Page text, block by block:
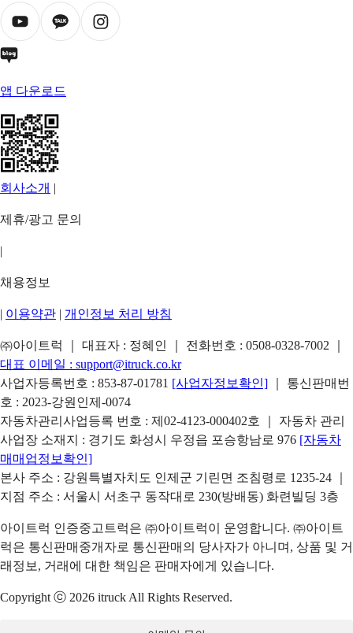
앱 다운로드
회사소개 |
제휴/광고 문의
|
채용정보
| 이용약관 | 개인정보 처리 방침
㈜아이트럭 ｜ 대표자 : 정혜인 ｜ 전화번호 : 0508-0328-7002
대표 이메일 : support@itruck.co.kr
사업자등록번호 : 853-87-01781 [사업자정보확인]
｜ 통신판매번
호 : 2023-강원인제-0074
자동차관리사업등록 번호 : 제02-4123-000402호 ｜ 자동차 관리
사업장 소재지 : 경기도 화성시 우정읍 포승항남로 976 [자동차
매매업정보확인]
본사 주소 : 강원특별자치도 인제군 기린면 조침령로 1235-24 ｜
지점 주소 : 서울시 서초구 동작대로 230(방배동) 화련빌딩 3층
아이트럭 인증중고트럭은 ㈜아이트럭이 운영합니다. ㈜아이트
럭은 통신판매중개자로 통신판매의 당사자가 아니며, 상품 및 거
래정보, 거래에 대한 책임은 판매자에게 있습니다.
Copyright ⓒ 2026 itruck All Rights Reserved.